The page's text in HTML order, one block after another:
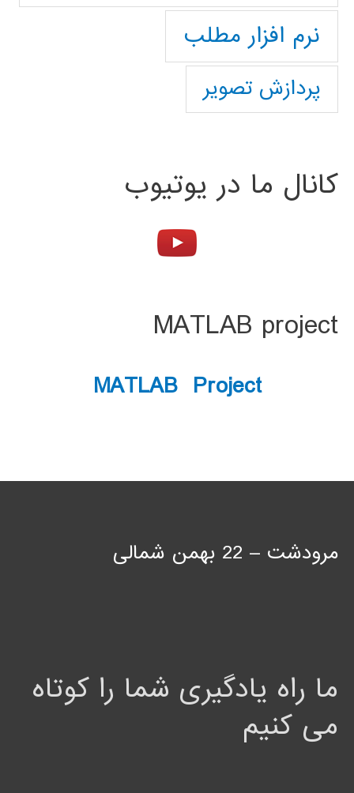
نرم افزار مطلب
پردازش تصویر
کانال ما در یوتیوب
MATLAB project
MATLAB Project
مرودشت – 22 بهمن شمالی
ما راه یادگیری شما را کوتاه
می کنیم